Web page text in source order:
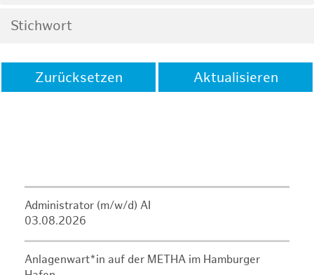
Zurücksetzen Aktualisieren
Administrator (m/w/d) AI
03.08.2026
Anlagenwart*in auf der METHA im Hamburger